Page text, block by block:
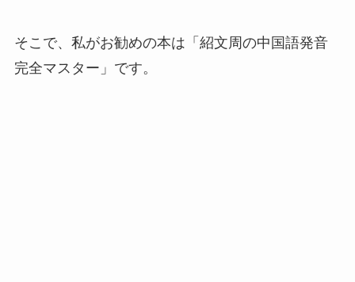
そこで、私がお勧めの本は「紹文周の中国語発音
完全マスター」です。